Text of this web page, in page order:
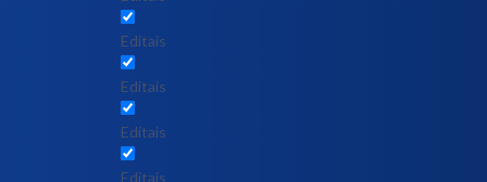
Editais
Editais
Editais
Editais